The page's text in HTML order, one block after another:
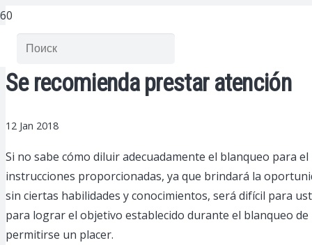
Se recomienda prestar atención
12 Jan 2018
Si no sabe cómo diluir adecuadamente el blanqueo para
instrucciones proporcionadas, ya que brindará la
sin ciertas habilidades y conocimientos, será difícil para
para lograr el objetivo establecido durante el blanqueo
permitirse un placer.